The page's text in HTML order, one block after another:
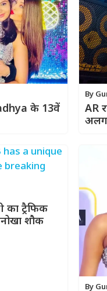
के 13वें
By
AR
अलग
का ट्रैफिक
शौक
By